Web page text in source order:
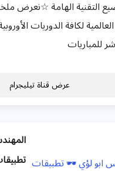
التقنية الهامة ☆نعرض
لكافة الدوريات
للمباريات
عرض قناة تيليجرام